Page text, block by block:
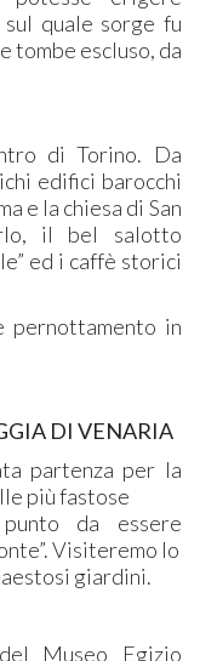
quale sorge fu
tombe escluso, da
di Torino. Da
edifici barocchi
e la chiesa di San
il bel salotto
ed i caffè storici
pernottamento in
DI VENARIA
partenza per la
più fastose
da essere
Visiteremo lo
giardini.
Museo Egizio